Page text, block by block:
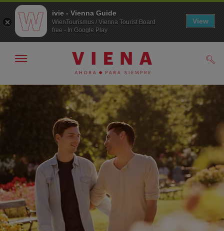
A
la
navegación
Al
contenido
Mostrar/ocultar
ivie - Vienna Guide
WienTourismus / Vienna Tourist Board
free - In Google Play
View